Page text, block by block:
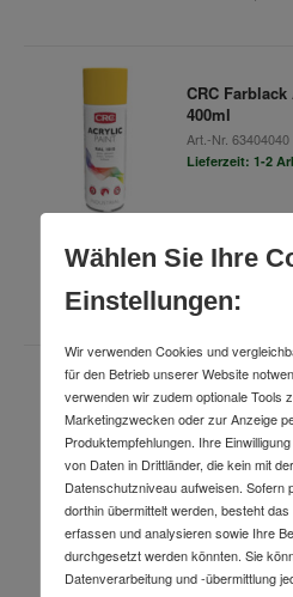
CRC
400ml
Art.-Nr. 63404040
Lieferzeit: 1-2
35,99 €
inkl. MwSt.
CRC
500 ml
Art.-Nr.60382220
Lieferzeit: 1-2
31,49 €
Wählen Sie Ihre
Einstellungen:
Wir verwenden Cookies und
für den Betrieb unserer Website
verwenden wir zudem optionale Tools
Marketingzwecken oder zur Anzeige
Produktempfehlungen. Ihre
von Daten in Drittländer, die kein mit
Datenschutzniveau aufweisen. Sofern
dorthin übermittelt werden, besteht
erfassen und analysieren sowie Ihre
durchgesetzt werden könnten. Sie
Datenverarbeitung und -übermittlung